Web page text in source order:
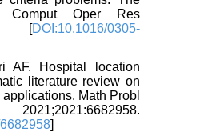
Comput Oper Res
70. [DOI:10.1016/0305-
AF. Hospital location
literature review on
applications. Math Probl
6682958